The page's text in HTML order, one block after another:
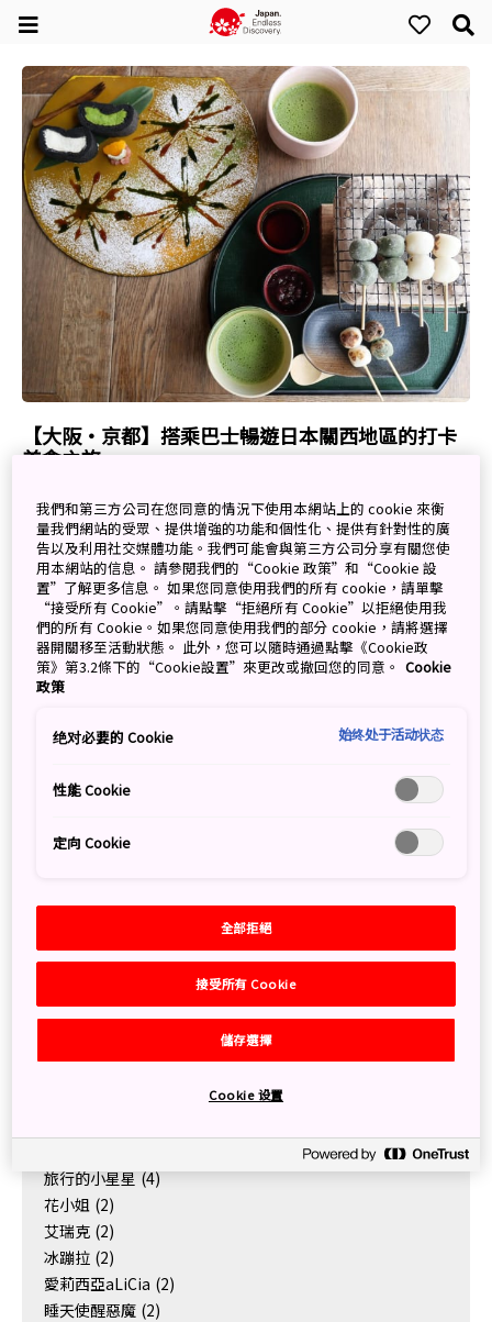
【大阪・京都】搭乘巴士暢遊日本關西地區的打卡
美食之旅
March 29, 2022 卉卉
Search
Categories
全部
全部
東北13 北海道8 關西8
北陸信越5 四國3 東海3 九州3 中部2
關東1
旅行的小星星 (4)
花小姐 (2)
艾瑞克 (2)
冰蹦拉 (2)
愛莉西亞aLiCia (2)
睡天使醒惡魔 (2)
我們和第三方公司在您同意的情況下使用本網站上的 cookie 來衡
量我們網站的受眾、提供增強的功能和個性化、提供有針對性的廣
告以及利用社交媒體功能。我們可能會與第三方公司分享有關您使
用本網站的信息。 請參閱我們的“Cookie 政策”和“Cookie 設
置”了解更多信息。 如果您同意使用我們的所有 cookie，請單擊
“接受所有 Cookie”。請點擊“拒絕所有 Cookie”以拒絕使用我
們的所有 Cookie。如果您同意使用我們的部分 cookie，請將選擇
器開關移至活動狀態。 此外，您可以隨時通過點擊《Cookie政
策》第3.2條下的“Cookie設置”來更改或撤回您的同意。 Cookie
政策
绝对必要的 Cookie 始终处于活动状态
性能 Cookie
定向 Cookie
全部拒絕
接受所有 Cookie
儲存選擇
Cookie 设置